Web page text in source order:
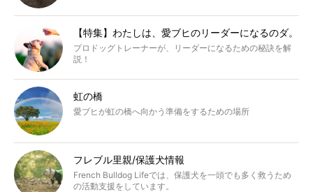
【特集】わたしは、愛ブヒのリーダーになるのダ。
プロドッグトレーナーが、リーダーになるための秘訣を解
説！
虹の橋
愛ブヒが虹の橋へ向かう準備をするための場所
フレブル里親/保護犬情報
French Bulldog Lifeでは、保護犬を一頭でも多く救うため
の活動支援をしています。